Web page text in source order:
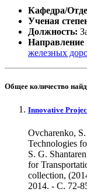
Кафедра/
Ученая
Должность:
Направление
железных
Общее количество
Innovative
Ovcharenko,
Technologies
S. G.
for
collection,
2014. - С. 72-